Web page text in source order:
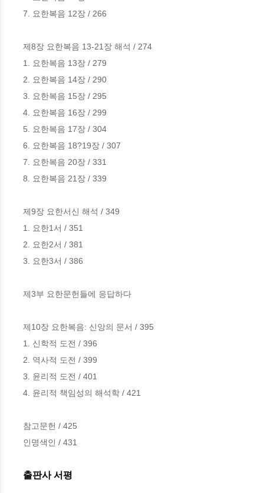
7. 요한복음 12장 / 266
제8장 요한복음 13-21장 해석 / 274
1. 요한복음 13장 / 279
2. 요한복음 14장 / 290
3. 요한복음 15장 / 295
4. 요한복음 16장 / 299
5. 요한복음 17장 / 304
6. 요한복음 18?19장 / 307
7. 요한복음 20장 / 331
8. 요한복음 21장 / 339
제9장 요한서신 해석 / 349
1. 요한1서 / 351
2. 요한2서 / 381
3. 요한3서 / 386
제3부 요한문헌들에 응답하다
제10장 요한복음: 신앙의 문서 / 395
1. 신학적 도전 / 396
2. 역사적 도전 / 399
3. 윤리적 도전 / 401
4. 윤리적 책임성의 해석학 / 421
참고문헌 / 425
인명색인 / 431
출판사 서평